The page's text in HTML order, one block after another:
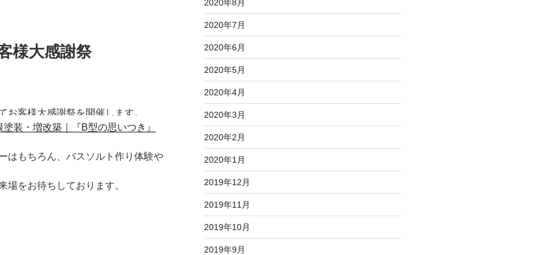
様大感謝祭
お客様大感謝祭を開催します。
はもちろん、バスソルト作り体験や
場をお待ちしております。
2020年8月
2020年7月
2020年6月
2020年5月
2020年4月
2020年3月
2020年2月
2020年1月
2019年12月
2019年11月
2019年10月
2019年9月